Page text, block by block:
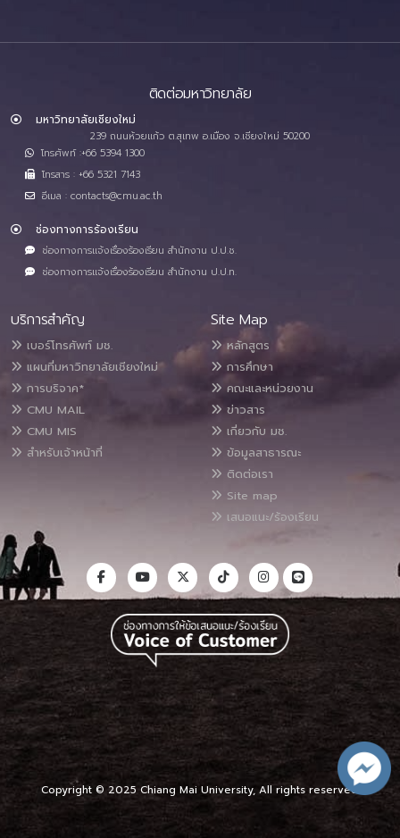
ติดต่อมหาวิทยาลัย
มหาวิทยาลัยเชียงใหม่
239 ถนนห้วยแก้ว ต.สุเทพ อ.เมือง จ.เชียงใหม่ 50200
โทรศัพท์ :+66 5394 1300
โทรสาร : +66 5321 7143
อีเมล : contacts@cmu.ac.th
ช่องทางการร้องเรียน
ช่องทางการแจ้งเรื่องร้องเรียน สำนักงาน ป.ป.ช.
ช่องทางการแจ้งเรื่องร้องเรียน สำนักงาน ป.ป.ท.
บริการสำคัญ
เบอร์โทรศัพท์ มช.
แผนที่มหาวิทยาลัยเชียงใหม่
การบริจาค*
CMU MAIL
CMU MIS
สำหรับเจ้าหน้าที่
Site Map
หลักสูตร
การศึกษา
คณะและหน่วยงาน
ข่าวสาร
เกี่ยวกับ มช.
ข้อมูลสาธารณะ
ติดต่อเรา
Site map
เสนอแนะ/ร้องเรียน
Copyright © 2025 Chiang Mai University, All rights reserved.